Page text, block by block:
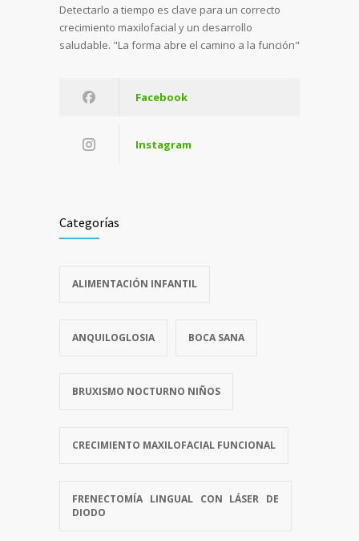
Detectarlo a tiempo es clave para un correcto
crecimiento maxilofacial y un desarrollo
saludable. "La forma abre el camino a la función"
Facebook
Instagram
Categorías
ALIMENTACIÓN INFANTIL
ANQUILOGLOSIA BOCA SANA
BRUXISMO NOCTURNO NIÑOS
CRECIMIENTO MAXILOFACIAL FUNCIONAL
FRENECTOMÍA LINGUAL CON LÁSER DE
DIODO